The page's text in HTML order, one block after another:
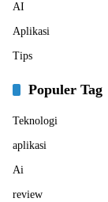
AI
Aplikasi
Tips
Populer Tag
Teknologi
aplikasi
Ai
review